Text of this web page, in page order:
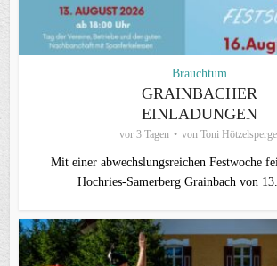
Brauchtum
GRAINBACHER
EINLADUNGEN
vor 3 Tagen von Toni
Mit einer abwechslungsreichen Festwoche
Hochries-Samerberg Grainbach von 13.